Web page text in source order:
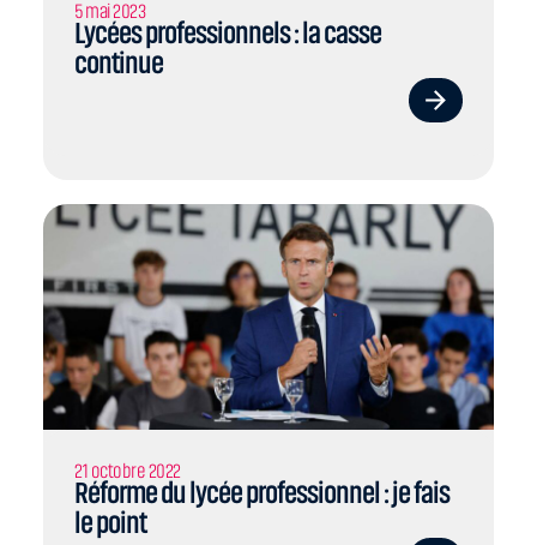
5 mai 2023
Lycées professionnels : la casse
continue
21 octobre 2022
Réforme du lycée professionnel : je fais
le point